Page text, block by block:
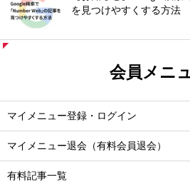
を見つけやすくする方法
会員メニ
マイメニュー登録・ログイン
マイメニュー退会（有料会員退会）
有料記事一覧